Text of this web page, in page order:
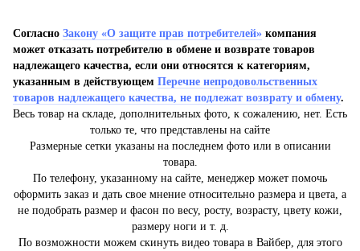
Согласно Закону «О защите прав потребителей» компания
может отказать потребителю в обмене и возврате товаров
надлежащего качества, если они относятся к категориям,
указанным в действующем Перечне непродовольственных
товаров надлежащего качества, не подлежат возврату и обмену.
Весь товар на складе, дополнительных фото, к сожалению, нет. Есть
только те, что представлены на сайте
Размерные сетки указаны на последнем фото или в описании
товара.
По телефону, указанному на сайте, менеджер может помочь
оформить заказ и дать свое мнение относительно размера и цвета, а
не подобрать размер и фасон по весу, росту, возрасту, цвету кожи,
размеру ноги и т. д.
По возможности можем скинуть видео товара в Вайбер, для этого